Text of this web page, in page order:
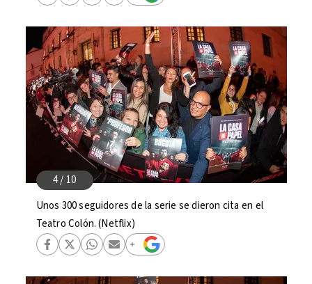
Unos 300 seguidores de la serie se dieron cita en el
Teatro Colón. (Netflix)